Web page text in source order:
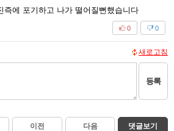
즉에 포기하고 나가 떨어질뻔했습니다
0
0
새로고침
등록
이전 다음 댓글보기